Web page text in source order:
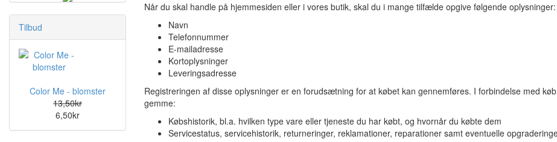
Når du skal handle på hjemmesiden eller i vores butik, skal du i mange tilfælde opgive følgende oplysninger:
Navn
Telefonnummer
E-mailadresse
Kortoplysninger
Leveringsadresse
Registreringen af disse oplysninger er en forudsætning for at købet kan gennemføres. I forbindelse med
gemme:
Købshistorik, bl.a. hvilken type vare eller tjeneste du har købt, og hvornår du købte dem
Servicestatus, servicehistorik, returneringer, reklamationer, reparationer samt eventuelle
Tilbud
Color Me - blomster
13,50kr
6,50kr